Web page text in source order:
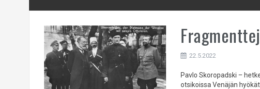
22.5.2022
Pavlo Skoropadski –
otsikoissa Venäjän